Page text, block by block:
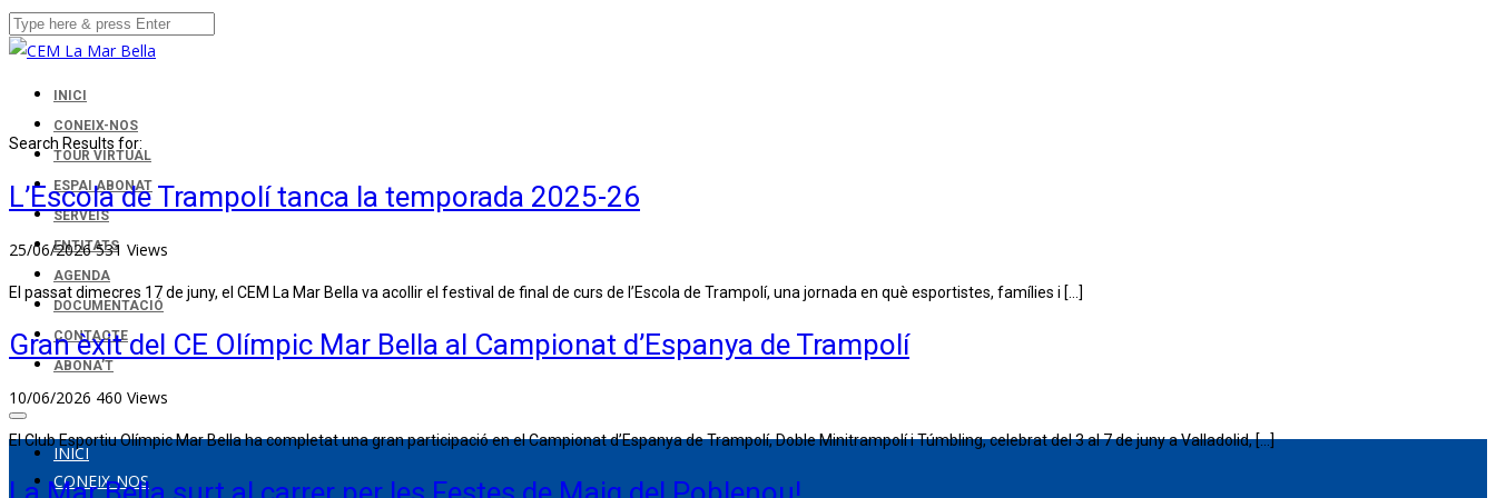
INICI
CONEIX-NOS
TOUR VIRTUAL
ESPAI ABONAT
SERVEIS
ENTITATS
AGENDA
DOCUMENTACIÓ
CONTACTE
ABONA’T
INICI
CONEIX-NOS
Search Results for:
L’Escola de Trampolí tanca la temporada 2025-26
25/06/2026 531 Views
El passat dimecres 17 de juny, el CEM La Mar Bella va acollir el festival de final de curs de l’Escola de Trampolí, una jornada en què esportistes, famílies i […]
Gran èxit del CE Olímpic Mar Bella al Campionat d’Espanya de Trampolí
10/06/2026 460 Views
El Club Esportiu Olímpic Mar Bella ha completat una gran participació en el Campionat d’Espanya de Trampolí, Doble Minitrampolí i Túmbling, celebrat del 3 al 7 de juny a Valladolid, […]